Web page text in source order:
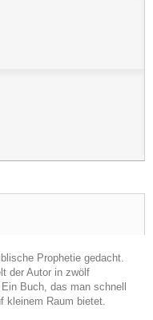
Prophetie gedacht.
der Autor in zwölf
Buch, das man schnell
kleinem Raum bietet.